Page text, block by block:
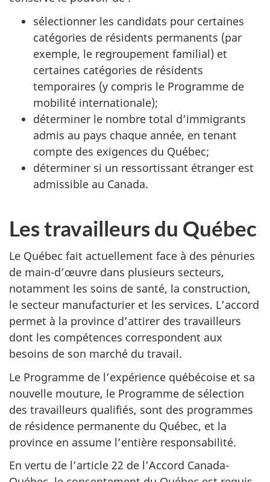
sélectionner les candidats pour certaines
catégories de résidents permanents (par
exemple, le regroupement familial) et
certaines catégories de résidents
temporaires (y compris le Programme de
mobilité internationale);
déterminer le nombre total d’immigrants
admis au pays chaque année, en tenant
compte des exigences du Québec;
déterminer si un ressortissant étranger est
admissible au Canada.
Les travailleurs du Québec
Le Québec fait actuellement face à des pénuries
de main-d’œuvre dans plusieurs secteurs,
notamment les soins de santé, la construction,
le secteur manufacturier et les services. L’accord
permet à la province d’attirer des travailleurs
dont les compétences correspondent aux
besoins de son marché du travail.
Le Programme de l’expérience québécoise et sa
nouvelle mouture, le Programme de sélection
des travailleurs qualifiés, sont des programmes
de résidence permanente du Québec, et la
province en assume l’entière responsabilité.
En vertu de l’article 22 de l’Accord Canada-